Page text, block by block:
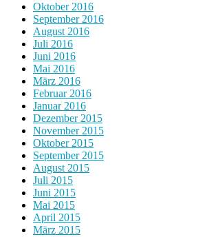
Oktober 2016
September 2016
August 2016
Juli 2016
Juni 2016
Mai 2016
März 2016
Februar 2016
Januar 2016
Dezember 2015
November 2015
Oktober 2015
September 2015
August 2015
Juli 2015
Juni 2015
Mai 2015
April 2015
März 2015